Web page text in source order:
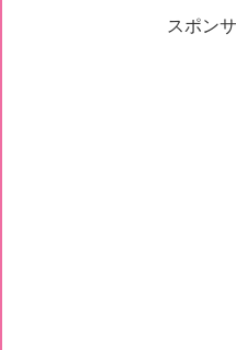
スポン